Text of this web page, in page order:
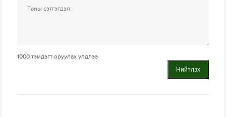
1000 тэмдэгт оруулах үлдлээ.
Нийтлэх